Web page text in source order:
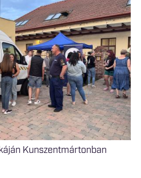
Kunszentmártonban